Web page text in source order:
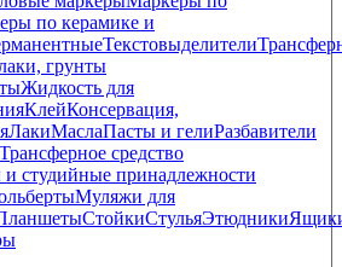
по керамике и
Текстовыделители
грунты
Жидкость для
КлейКонсервация,
ЛакиМаслаПасты и гелиРазбавители
Трансферное средство
студийные принадлежности
Муляжи для
СтойкиСтульяЭтюдники